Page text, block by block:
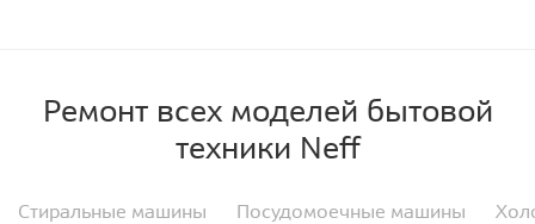
Ремонт всех моделей бытовой
техники Neff
Стиральные машины Посудомоечные машины